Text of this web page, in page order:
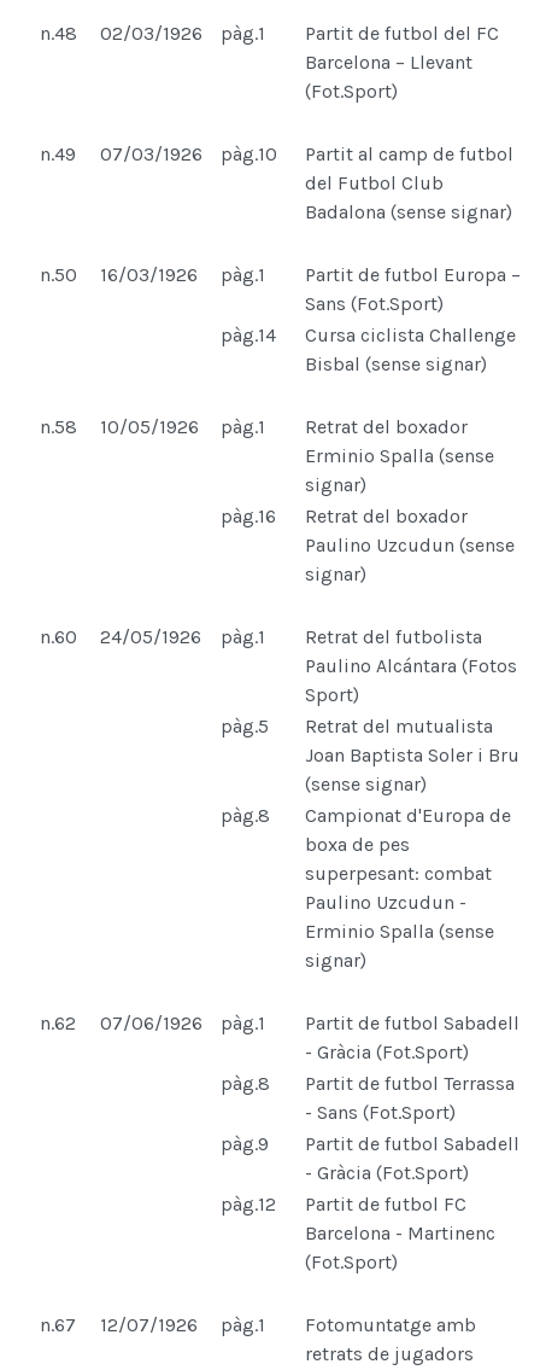
n.48 02/03/1926 pàg.1
Partit de futbol del FC
Barcelona – Llevant
(Fot.Sport)
n.49 07/03/1926 pàg.10
Partit al camp de futbol
del Futbol Club
Badalona (sense signar)
n.50 16/03/1926 pàg.1
Partit de futbol Europa –
Sans (Fot.Sport)
pàg.14
Cursa ciclista Challenge
Bisbal (sense signar)
n.58 10/05/1926 pàg.1
Retrat del boxador
Erminio Spalla (sense
signar)
pàg.16
Retrat del boxador
Paulino Uzcudun (sense
signar)
n.60 24/05/1926 pàg.1
Retrat del futbolista
Paulino Alcántara (Fotos
Sport)
pàg.5
Retrat del mutualista
Joan Baptista Soler i Bru
(sense signar)
pàg.8
Campionat d'Europa de
boxa de pes
superpesant: combat
Paulino Uzcudun -
Erminio Spalla (sense
signar)
n.62 07/06/1926 pàg.1
Partit de futbol Sabadell
- Gràcia (Fot.Sport)
pàg.8
Partit de futbol Terrassa
- Sans (Fot.Sport)
pàg.9
Partit de futbol Sabadell
- Gràcia (Fot.Sport)
pàg.12
Partit de futbol FC
Barcelona - Martinenc
(Fot.Sport)
n.67 12/07/1926 pàg.1
Fotomuntatge amb
retrats de jugadors